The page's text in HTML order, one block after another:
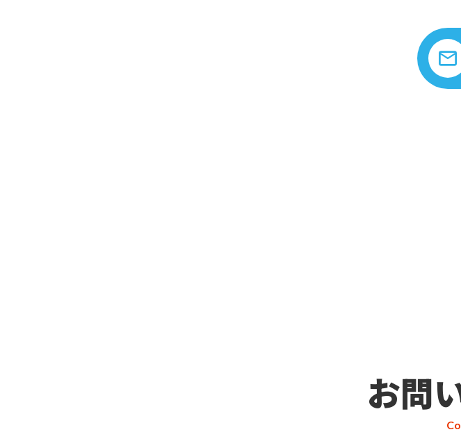
お問